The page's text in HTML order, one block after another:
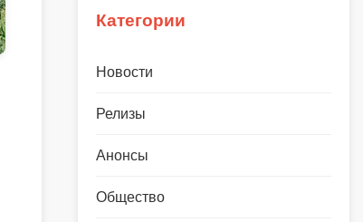
Категории
Новости
Релизы
Анонсы
Общество